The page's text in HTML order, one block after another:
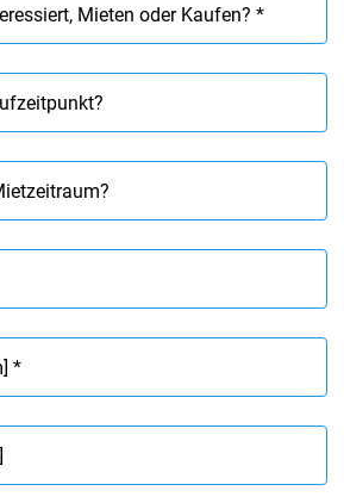
Mieten oder Kaufen? *
*